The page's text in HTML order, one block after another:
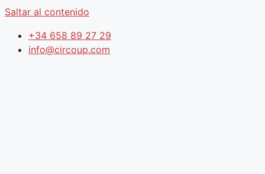
Saltar al contenido
+34 658 89 27 29
info@circoup.com